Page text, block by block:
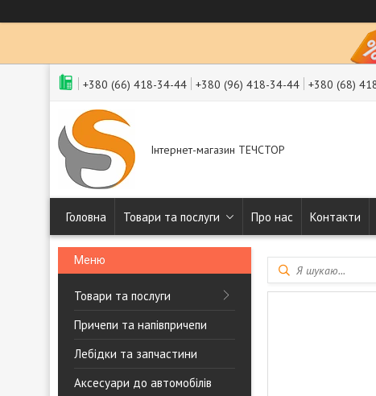
+380 (66) 418-34-44 +380 (96) 418-34-44 +380 (68)
Інтернет-магазин ТЕЧСТОР
Головна Товари та послуги Про нас Контакти
Товари та послуги
Причепи та напівпричепи
Лебідки та запчастини
Аксесуари до автомобілів